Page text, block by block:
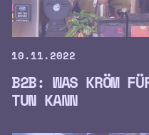
10.11.2022
B2B: WAS KRÖM
TUN KANN